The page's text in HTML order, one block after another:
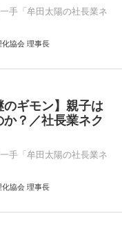
手「牟田太陽の社長業ネ
協会 理事長
のギモン】親子は
？／社長業ネク
手「牟田太陽の社長業ネ
協会 理事長